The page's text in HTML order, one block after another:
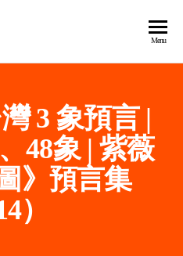
紫薇
《推
背
圖》
預
言-
世
主
人
人
都
Menu
3 象預言 |
48象 | 紫薇
》預言集
）